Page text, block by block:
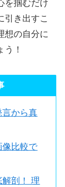
を掴むだけ
引き出すこ
想の自分に
！
言から真
像比較で
剖！ 理